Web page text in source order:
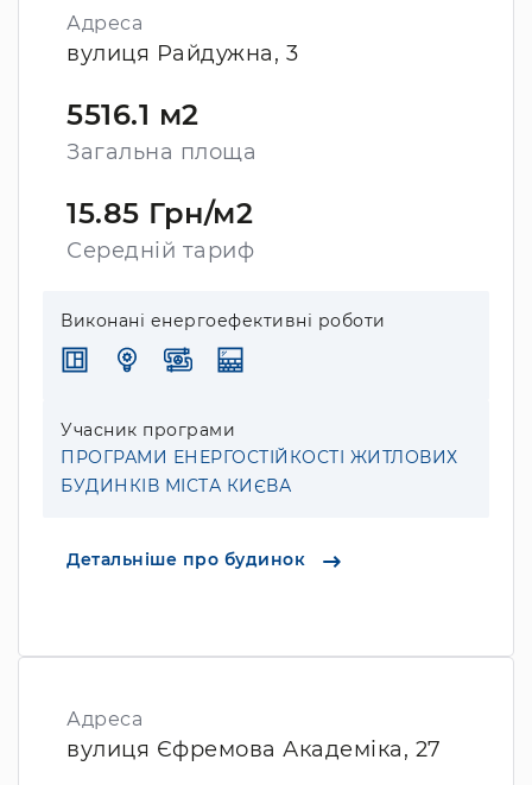
Адреса
вулиця Райдужна, 3
5516.1 м2
Загальна площа
15.85 Грн/м2
Середній тариф
Виконані енергоефективні роботи
Учасник програми
ПРОГРАМИ ЕНЕРГОСТІЙКОСТІ ЖИТЛОВИХ
БУДИНКІВ МІСТА КИЄВА
Детальніше про будинок
Адреса
вулиця Єфремова Академіка, 27